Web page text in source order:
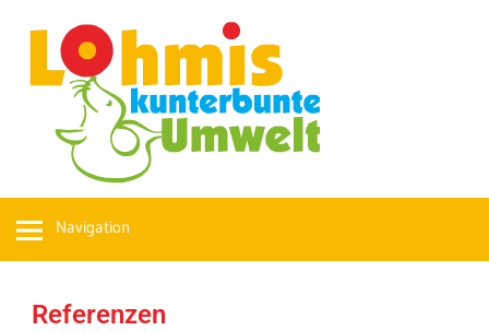
Navigation
Referenzen